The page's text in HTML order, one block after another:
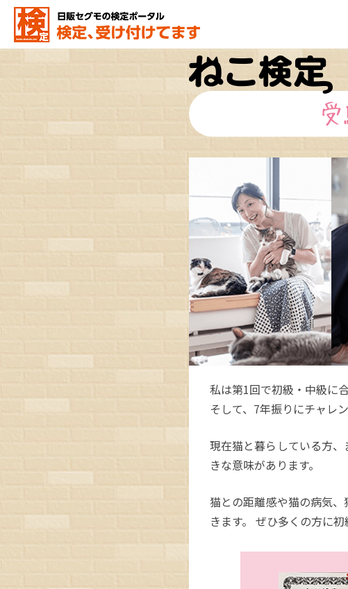
私は第1回で初級・中級に合
そして、7年振りにチャレ
現在猫と暮らしている方
きな意味があります。
猫との距離感や猫の病気
きます。 ぜひ多くの方に